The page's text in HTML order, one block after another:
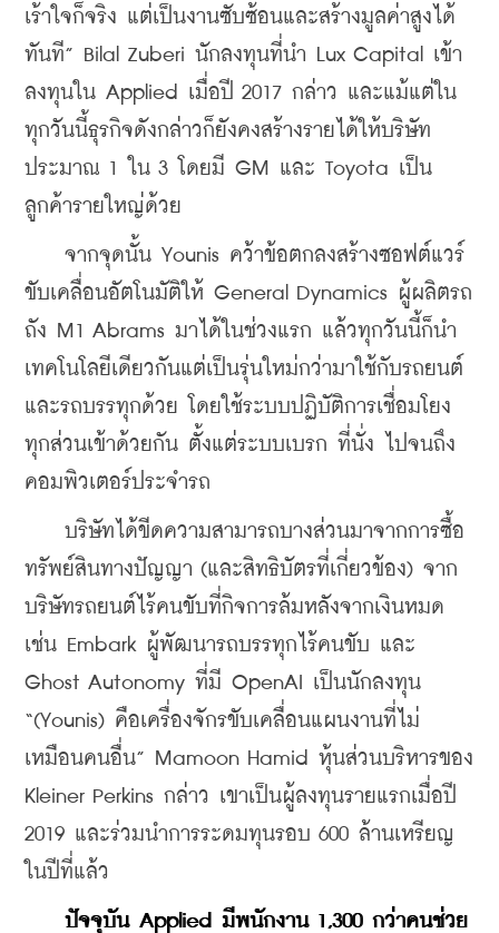
เร้าใจก็จริง แต่เป็นงานซับซ้อนและสร้างมูลค่าสูงได้
ทันที” Bilal Zuberi นักลงทุนที่นำ Lux Capital เข้า
ลงทุนใน Applied เมื่อปี 2017 กล่าว และแม้แต่ใน
ทุกวันนี้ธุรกิจดังกล่าวก็ยังคงสร้างรายได้ให้บริษัท
ประมาณ 1 ใน 3 โดยมี GM และ Toyota เป็น
ลูกค้ารายใหญ่ด้วย
จากจุดนั้น Younis คว้าข้อตกลงสร้างซอฟต์แวร์
ขับเคลื่อนอัตโนมัติให้ General Dynamics ผู้ผลิตรถ
ถัง M1 Abrams มาได้ในช่วงแรก แล้วทุกวันนี้ก็นำ
เทคโนโลยีเดียวกันแต่เป็นรุ่นใหม่กว่ามาใช้กับรถยนต์
และรถบรรทุกด้วย โดยใช้ระบบปฏิบัติการเชื่อมโยง
ทุกส่วนเข้าด้วยกัน ตั้งแต่ระบบเบรก ที่นั่ง ไปจนถึง
คอมพิวเตอร์ประจำรถ
บริษัทได้ขีดความสามารถบางส่วนมาจากการซื้อ
ทรัพย์สินทางปัญญา (และสิทธิบัตรที่เกี่ยวข้อง) จาก
บริษัทรถยนต์ไร้คนขับที่กิจการล้มหลังจากเงินหมด
เช่น Embark ผู้พัฒนารถบรรทุกไร้คนขับ และ
Ghost Autonomy ที่มี OpenAI เป็นนักลงทุน
“(Younis) คือเครื่องจักรขับเคลื่อนแผนงานที่ไม่
เหมือนคนอื่น” Mamoon Hamid หุ้นส่วนบริหารของ
Kleiner Perkins กล่าว เขาเป็นผู้ลงทุนรายแรกเมื่อปี
2019 และร่วมนำการระดมทุนรอบ 600 ล้านเหรียญ
ในปีที่แล้ว
ปัจจุบัน Applied มีพนักงาน 1,300 กว่าคนช่วย